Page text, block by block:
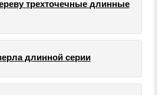
трехточечные длинные
длинной серии